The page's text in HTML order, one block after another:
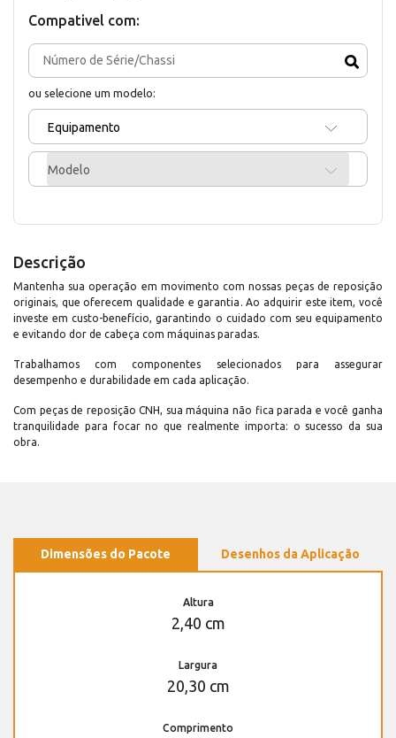
Compativel com:
ou selecione um modelo:
Equipamento
Modelo
Descrição
Mantenha sua operação em movimento com nossas peças de reposição
originais, que oferecem qualidade e garantia. Ao adquirir este item, você
investe em custo-benefício, garantindo o cuidado com seu equipamento
e evitando dor de cabeça com máquinas paradas.
Trabalhamos com componentes selecionados para assegurar
desempenho e durabilidade em cada aplicação.
Com peças de reposição CNH, sua máquina não fica parada e você ganha
tranquilidade para focar no que realmente importa: o sucesso da sua
obra.
Dimensões do Pacote Desenhos da Aplicação
Altura
2,40 cm
Largura
20,30 cm
Comprimento